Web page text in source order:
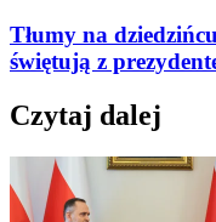
Tłumy na
świętują z
Czytaj dalej